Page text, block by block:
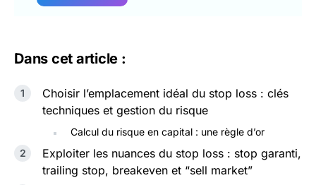
Dans cet article :
Choisir l’emplacement idéal du stop loss : clés
techniques et gestion du risque
Calcul du risque en capital : une règle d’or
Exploiter les nuances du stop loss : stop garanti,
trailing stop, breakeven et “sell market”